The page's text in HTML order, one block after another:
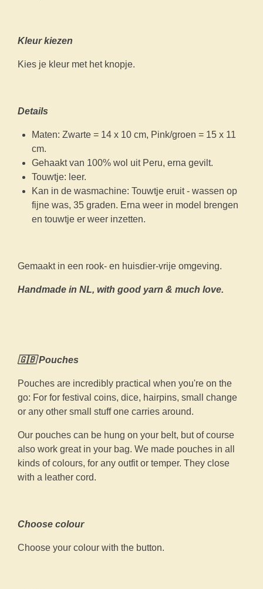
Kleur kiezen
Kies je kleur met het knopje.
Details
Maten: Zwarte = 14 x 10 cm, Pink/groen = 15 x 11
cm.
Gehaakt van 100% wol uit Peru, erna gevilt.
Touwtje: leer.
Kan in de wasmachine: Touwtje eruit - wassen op
fijne was, 35 graden. Erna weer in model brengen
en touwtje er weer inzetten.
Gemaakt in een rook- en huisdier-vrije omgeving.
Handmade in NL, with good yarn & much love.
🇬🇧 Pouches
Pouches are incredibly practical when you're on the
go: For for festival coins, dice, hairpins, small change
or any other small stuff one carries around.
Our pouches can be hung on your belt, but of course
also work great in your bag. We made pouches in all
kinds of colours, for any outfit or temper. They close
with a leather cord.
Choose colour
Choose your colour with the button.